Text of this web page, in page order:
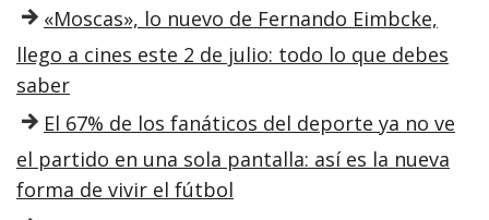
«Moscas», lo nuevo de Fernando Eimbcke,
llego a cines este 2 de julio: todo lo que debes
saber
El 67% de los fanáticos del deporte ya no ve
el partido en una sola pantalla: así es la nueva
forma de vivir el fútbol